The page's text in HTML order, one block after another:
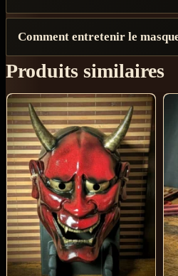
Comment entretenir le
Produits similaires